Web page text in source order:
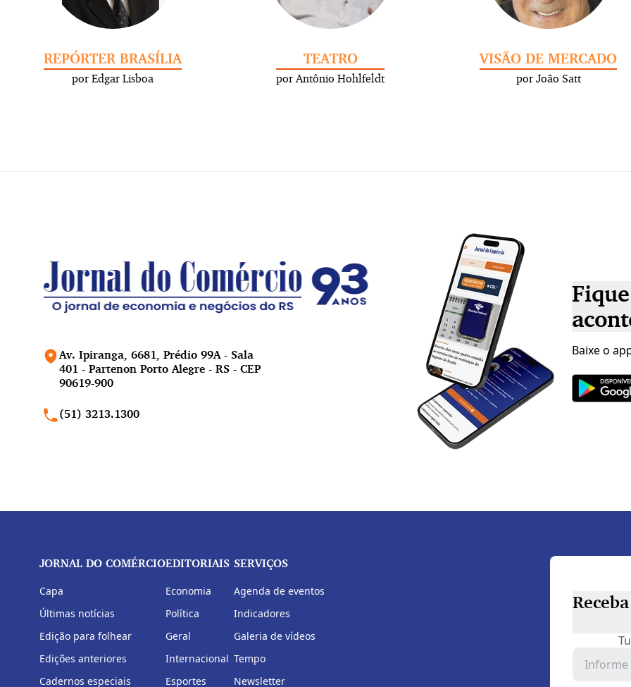
REPÓRTER BRASÍLIA
por Edgar Lisboa
TEATRO
por Antônio Hohlfeldt
VISÃO DE MERCADO
por João Satt
Av. Ipiranga, 6681, Prédio 99A - Sala
401 - Partenon Porto Alegre - RS - CEP
90619-900
(51) 3213.1300
Baixe o
JORNAL DO COMÉRCIO
Capa
Últimas notícias
Edição para folhear
Edições anteriores
Cadernos especiais
EDITORIAIS
Economia
Política
Geral
Internacional
Esportes
SERVIÇOS
Agenda de eventos
Indicadores
Galeria de vídeos
Tempo
Newsletter